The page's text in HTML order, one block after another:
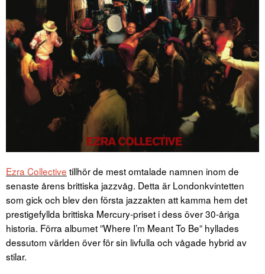
Ezra Collective tillhör de mest omtalade namnen inom de
senaste årens brittiska jazzvåg. Detta är Londonkvintetten
som gick och blev den första jazzakten att kamma hem det
prestigefyllda brittiska Mercury-priset i dess över 30-åriga
historia. Förra albumet ”Where I’m Meant To Be” hyllades
dessutom världen över för sin livfulla och vågade hybrid av
stilar.